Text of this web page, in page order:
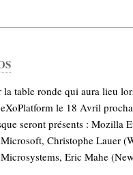
la table ronde qui aura lieu
le 18 Avril
seront présents : Mozilla
Christophe Lauer
Eric Mahe